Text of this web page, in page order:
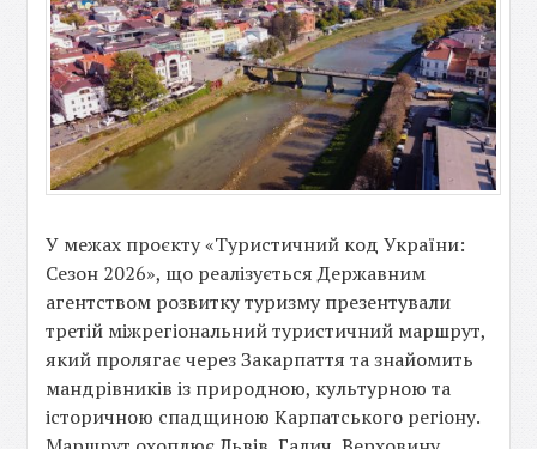
У межах проєкту «Туристичний код України:
Сезон 2026», що реалізується Державним
агентством розвитку туризму презентували
третій міжрегіональний туристичний маршрут,
який пролягає через Закарпаття та знайомить
мандрівників із природною, культурною та
історичною спадщиною Карпатського регіону.